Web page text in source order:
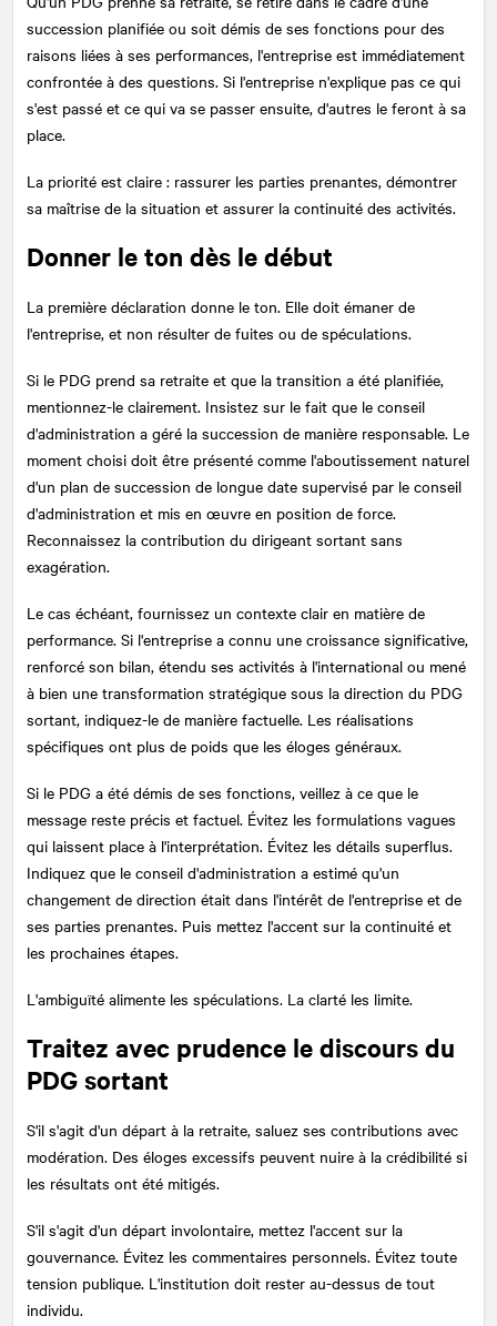
succession planifiée ou soit démis de ses fonctions pour des
raisons liées à ses performances, l'entreprise est immédiatement
confrontée à des questions. Si l'entreprise n'explique pas ce qui
s'est passé et ce qui va se passer ensuite, d'autres le feront à sa
place.
La priorité est claire : rassurer les parties prenantes, démontrer
sa maîtrise de la situation et assurer la continuité des activités.
Donner le ton dès le début
La première déclaration donne le ton. Elle doit émaner de
l'entreprise, et non résulter de fuites ou de spéculations.
Si le PDG prend sa retraite et que la transition a été planifiée,
mentionnez-le clairement. Insistez sur le fait que le conseil
d'administration a géré la succession de manière responsable. Le
moment choisi doit être présenté comme l'aboutissement naturel
d'un plan de succession de longue date supervisé par le conseil
d'administration et mis en œuvre en position de force.
Reconnaissez la contribution du dirigeant sortant sans
exagération.
Le cas échéant, fournissez un contexte clair en matière de
performance. Si l'entreprise a connu une croissance significative,
renforcé son bilan, étendu ses activités à l'international ou mené
à bien une transformation stratégique sous la direction du PDG
sortant, indiquez-le de manière factuelle. Les réalisations
spécifiques ont plus de poids que les éloges généraux.
Si le PDG a été démis de ses fonctions, veillez à ce que le
message reste précis et factuel. Évitez les formulations vagues
qui laissent place à l'interprétation. Évitez les détails superflus.
Indiquez que le conseil d'administration a estimé qu'un
changement de direction était dans l'intérêt de l'entreprise et de
ses parties prenantes. Puis mettez l'accent sur la continuité et
les prochaines étapes.
L'ambiguïté alimente les spéculations. La clarté les limite.
Traitez avec prudence le discours du
PDG sortant
S'il s'agit d'un départ à la retraite, saluez ses contributions avec
modération. Des éloges excessifs peuvent nuire à la crédibilité si
les résultats ont été mitigés.
S'il s'agit d'un départ involontaire, mettez l'accent sur la
gouvernance. Évitez les commentaires personnels. Évitez toute
tension publique. L'institution doit rester au-dessus de tout
individu.